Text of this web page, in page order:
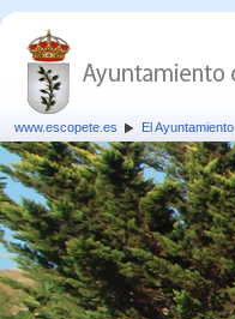
www.escopete.es El Ayuntamiento